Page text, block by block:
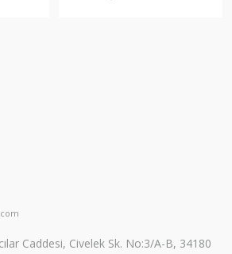
Caddesi, Civelek Sk. No:3/A-B, 34180